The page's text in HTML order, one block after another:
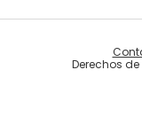
Derechos